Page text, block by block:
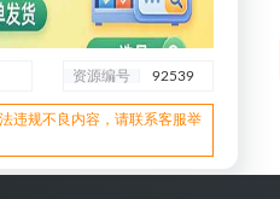
资源编号 92539
违规不良内容，请联系客服举